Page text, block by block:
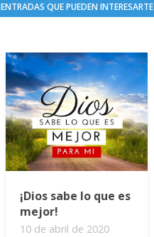
ENTRADAS QUE PUEDEN INTERESARTE
¡Dios sabe lo que es
mejor!
10 de abril de 2020